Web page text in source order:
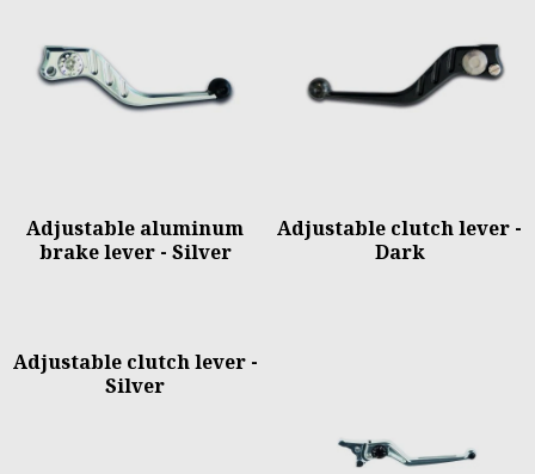
Adjustable aluminum
brake lever - Silver
Adjustable clutch lever -
Dark
Adjustable clutch lever -
Silver